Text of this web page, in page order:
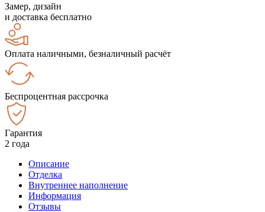
Замер, дизайн
и доставка бесплатно
Оплата наличными, безналичный расчёт
Беспроцентная рассрочка
Гарантия
2 года
Описание
Отделка
Внутреннее наполнение
Информация
Отзывы